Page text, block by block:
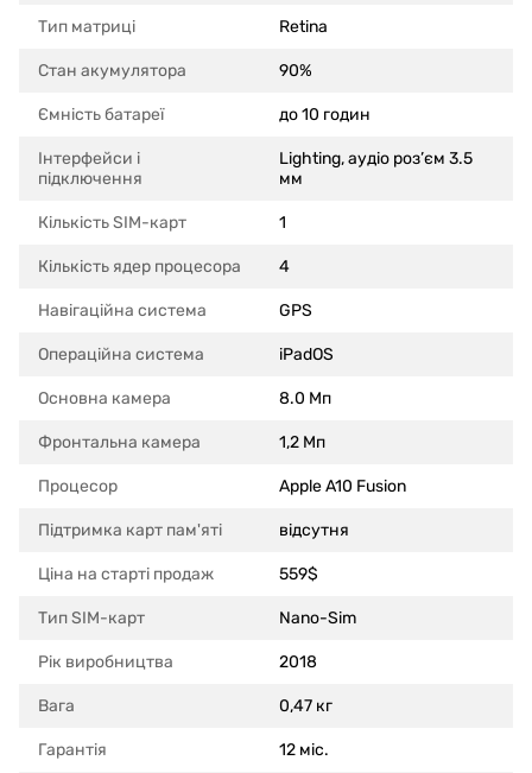
Тип матриці Retina
Стан акумулятора 90%
Ємність батареї до 10 годин
Інтерфейси і
підключення
Lighting, аудіо роз’єм 3.5
мм
Кількість SIM-карт 1
Кількість ядер процесора 4
Навігаційна система GPS
Операційна система iPadOS
Основна камера 8.0 Мп
Фронтальна камера 1,2 Мп
Процесор Apple A10 Fusion
Підтримка карт пам'яті відсутня
Ціна на старті продаж 559$
Тип SIM-карт Nano-Sim
Рік виробництва 2018
Вага 0,47 кг
Гарантія 12 міс.